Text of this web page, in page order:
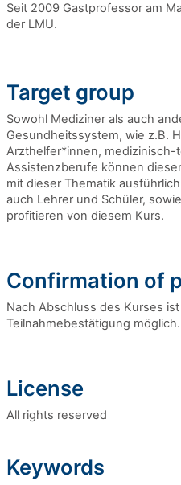
Seit 2009 Gastprofessor am
der LMU.
Target group
Sowohl Mediziner als auch
Gesundheitssystem, wie z.B.
Arzthelfer*innen, medizinisch-
Assistenzberufe können
mit dieser Thematik
auch Lehrer und Schüler,
profitieren von diesem Kurs.
Confirmation of
Nach Abschluss des Kurses
Teilnahmebestätigung möglich.
License
All rights reserved
Keywords